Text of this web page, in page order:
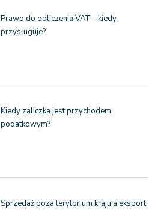
Prawo do odliczenia VAT - kiedy
przysługuje?
Kiedy zaliczka jest przychodem
podatkowym?
Sprzedaż poza terytorium kraju a eksport